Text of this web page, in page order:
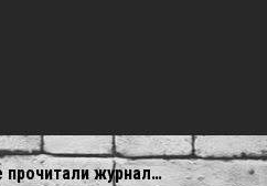
прочитали журнал…